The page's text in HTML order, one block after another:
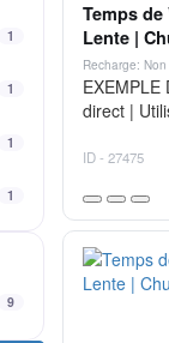
1
1
1
1
9
Temps de
Lente |
Recharge:
direct |
ID - 27475